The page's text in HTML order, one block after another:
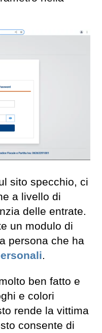
sito specchio, ci
a livello di
delle entrate.
un modulo di
persona che ha
.
ben fatto e
e colori
rende la vittima
consente di